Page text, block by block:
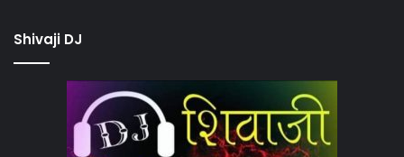
Shivaji DJ